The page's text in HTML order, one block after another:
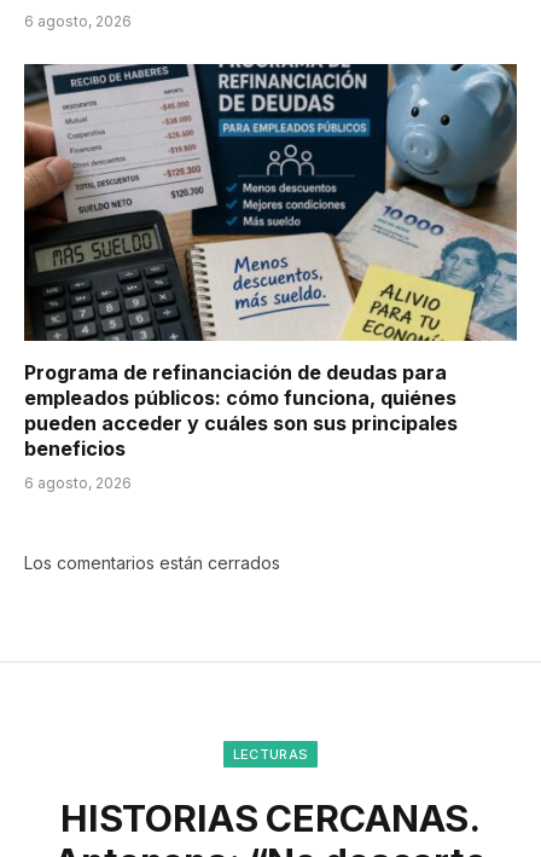
6 agosto, 2026
Programa de refinanciación de deudas para
empleados públicos: cómo funciona, quiénes
pueden acceder y cuáles son sus principales
beneficios
6 agosto, 2026
Los comentarios están cerrados
LECTURAS
HISTORIAS CERCANAS.